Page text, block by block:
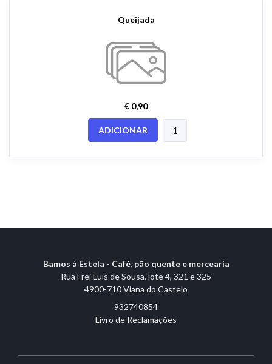
Queijada
€ 0,90
ADICIONAR
Bamos à Estela - Café, pão quente e mercearia
Rua Frei Luís de Sousa, lote 4, 321 e 325
4900-710 Viana do Castelo
932740854
Livro de Reclamações